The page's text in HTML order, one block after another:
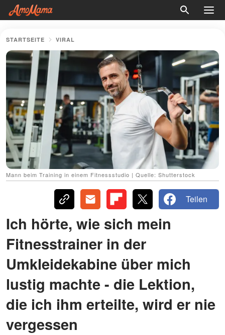
STARTSEITE VIRAL
Mann beim Training in einem Fitnessstudio | Quelle: Shutterstock
Teilen
Ich hörte, wie sich mein
Fitnesstrainer in der
Umkleidekabine über mich
lustig machte - die Lektion,
die ich ihm erteilte, wird er nie
vergessen